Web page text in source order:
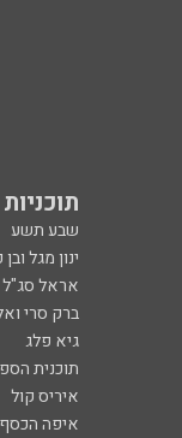
תוכניות 103fm
שבע תשע
ינון מגל
אראל סג"ל
ברק סרי
גיא פלג
תוכנית
איריס קול
איפה הכסף